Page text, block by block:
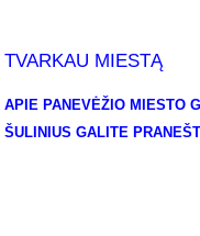
TVARKAU MIESTĄ
APIE PANEVĖŽIO MIESTO
ŠULINIUS GALITE